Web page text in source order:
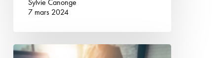
7 mars 2024
Réduction